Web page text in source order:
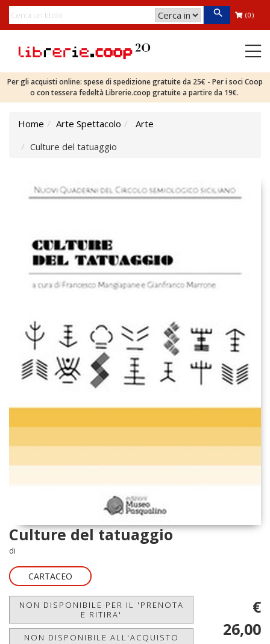
(0)
Per gli acquisti online: spese di spedizione gratuite da 25€ - Per i soci Coop
o con tessera fedeltà Librerie.coop gratuite a partire da 19€.
Home Arte Spettacolo
Arte
Culture del tatuaggio
Culture del tatuaggio
di
CARTACEO
NON DISPONIBILE PER IL 'PRENOTA
E RITIRA'
NON DISPONIBILE ALL'ACQUISTO
€
26,00